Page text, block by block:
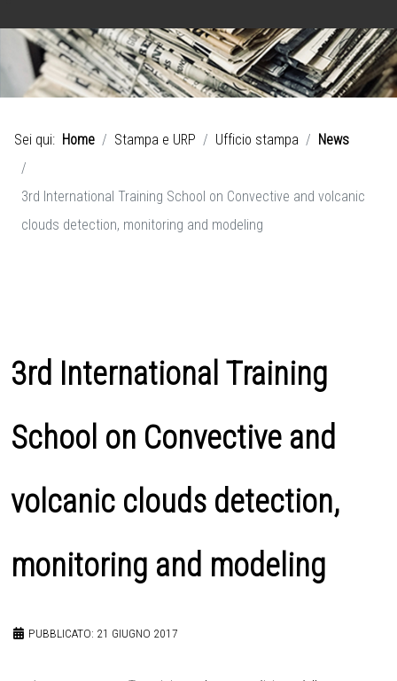
Sei qui: Home Stampa e URP Ufficio stampa News
3rd International Training School on Convective and volcanic
clouds detection, monitoring and modeling
3rd International Training
School on Convective and
volcanic clouds detection,
monitoring and modeling
PUBBLICATO: 21 GIUGNO 2017